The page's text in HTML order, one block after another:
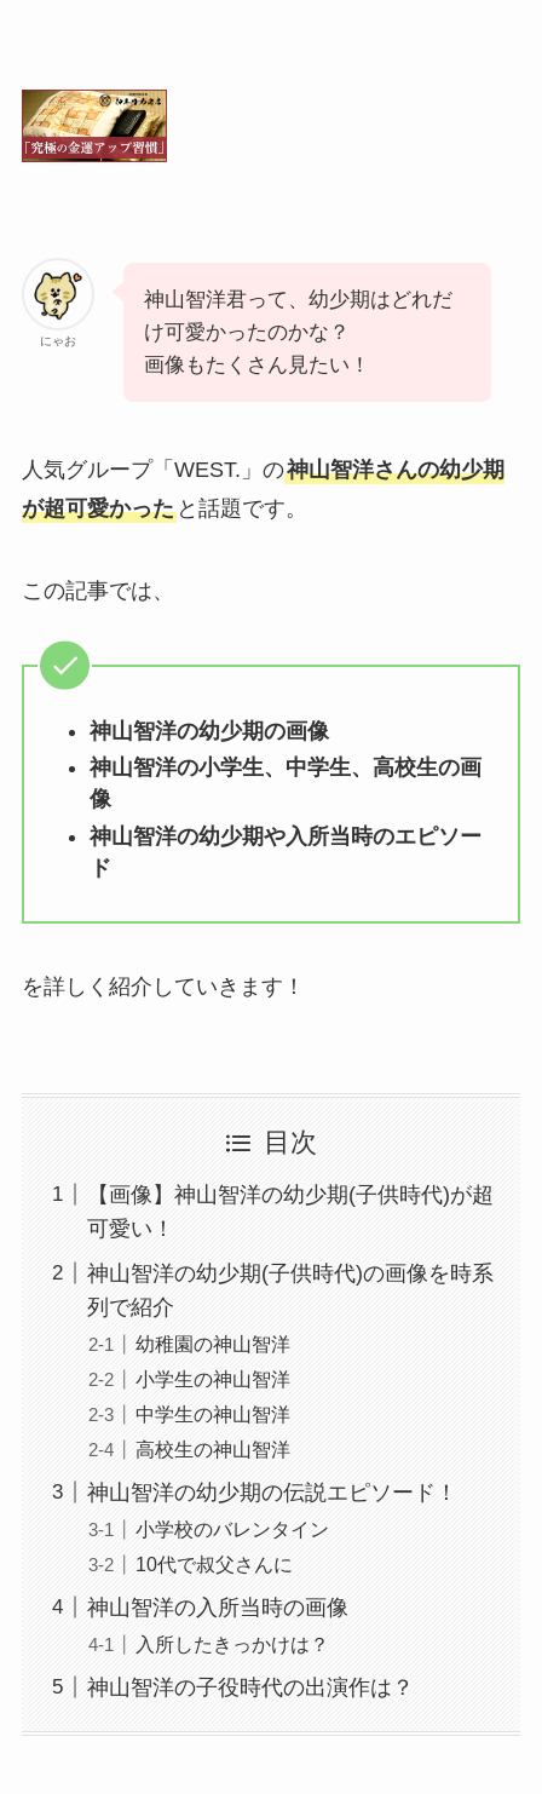
にゃお
神山智洋君って、幼少期はどれだ
け可愛かったのかな？
画像もたくさん見たい！
人気グループ「WEST.」の神山智洋さんの幼少期
が超可愛かったと話題です。
この記事では、
神山智洋の幼少期の画像
神山智洋の小学生、中学生、高校生の画
像
神山智洋の幼少期や入所当時のエピソー
ド
を詳しく紹介していきます！
目次
【画像】神山智洋の幼少期(子供時代)が超
可愛い！
神山智洋の幼少期(子供時代)の画像を時系
列で紹介
幼稚園の神山智洋
小学生の神山智洋
中学生の神山智洋
高校生の神山智洋
神山智洋の幼少期の伝説エピソード！
小学校のバレンタイン
10代で叔父さんに
神山智洋の入所当時の画像
入所したきっかけは？
神山智洋の子役時代の出演作は？